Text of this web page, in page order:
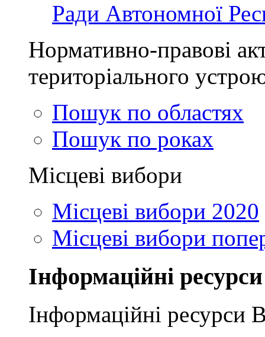
Ради Автономної
Нормативно-правові
територіального
Пошук по областях
Пошук по роках
Місцеві вибори
Місцеві вибори 2020
Місцеві вибори
Інформаційні ресурси
Інформаційні ресурси